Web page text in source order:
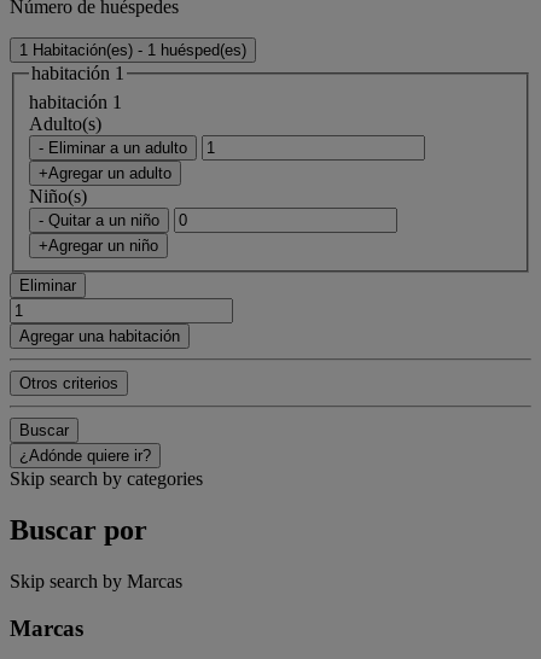
Número de huéspedes
1 Habitación(es) - 1 huésped(es)
habitación 1
habitación 1
Adulto(s)
- Eliminar a un adulto
+Agregar un adulto
Niño(s)
- Quitar a un niño
+Agregar un niño
Eliminar
Agregar una habitación
Otros criterios
Buscar
¿Adónde quiere ir?
Skip search by categories
Buscar por
Skip search by Marcas
Marcas